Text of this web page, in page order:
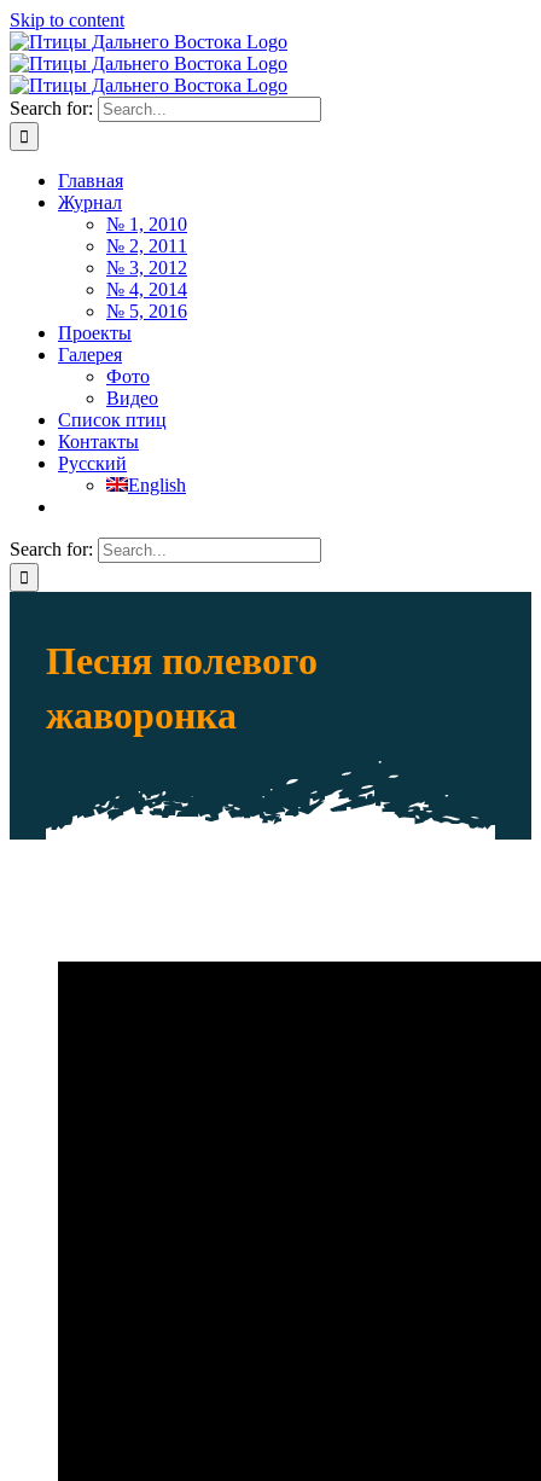
Skip to content
Search for:
Главная
Журнал
№ 1, 2010
№ 2, 2011
№ 3, 2012
№ 4, 2014
№ 5, 2016
Проекты
Галерея
Фото
Видео
Список птиц
Контакты
Русский
English
Search for:
Песня полевого
жаворонка